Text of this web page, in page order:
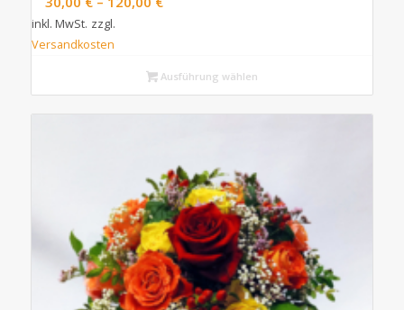
inkl. MwSt. zzgl.
Versandkosten
Ausführung wählen